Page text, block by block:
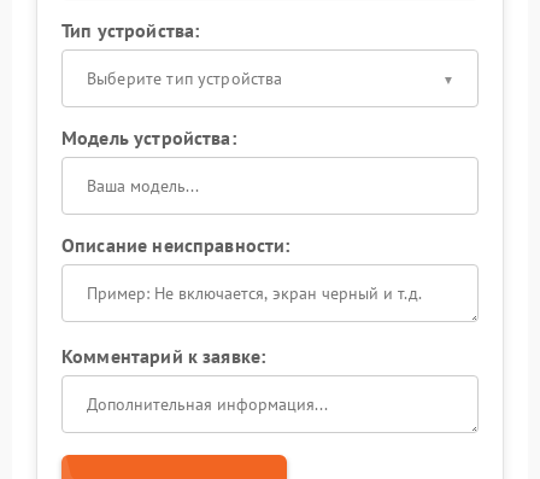
Тип устройства:
Выберите тип устройства
Модель устройства:
Описание неисправности:
Комментарий к заявке: